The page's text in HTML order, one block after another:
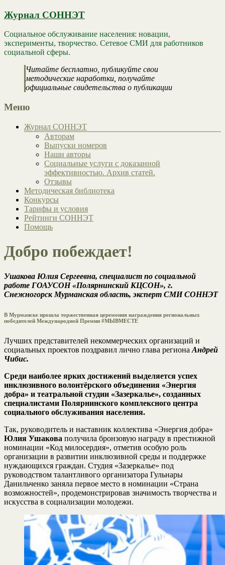
Журнал СОННЭТ
Социальное обслуживание населения: новации,
эксперименты, творчество. Сетевое СМИ для работников
социальной сферы.
Читайте бесплатно, публикуйте свои
методические наработки, получайте
официальные свидетельства о публикации
Меню
Журнал СОННЭТ
Авторам
Выпуски номеров
Наши авторы
Социальные услуги с доказанной
эффективностью. Архив статей.
Отзывы
Методическая библиотека
Конкурсы
Тарифы и условия
Рейтинги СОННЭТ
Помощь
Добро побеждает!
Ушакова Юлия Сергеевна, специалист по социальной
работе ГОАУСОН «Полярнинский КЦСОН», г.
Снежногорск Мурманская область, эксперт СМИ СОННЭТ
В Мурманске прошла торжественная церемония награждения региональных
победителей Международной Премии #МЫВМЕСТЕ
Лучших представителей некоммерческих организаций и
социальных проектов поздравил лично глава региона Андрей
Чибис.
Среди наиболее ярких достижений выделяется успех
инклюзивного волонтёрского объединения «Энергия
добра» и театральной студии «Зазеркалье», созданных
специалистами Полярнинского комплексного центра
социального обслуживания населения.
Так, руководитель и наставник коллектива «Энергия добра»
Юлия Ушакова получила бронзовую награду в престижной
номинации «Код милосердия», отметив особую роль
организации в развитии инклюзивной среды и поддержке
нуждающихся граждан. Студия «Зазеркалье» под
руководством талантливого организатора Гульнары
Данильченко заняла первое место в номинации «Страна
возможностей», продемонстрировав значимость творчества и
искусства в социализации молодежи.